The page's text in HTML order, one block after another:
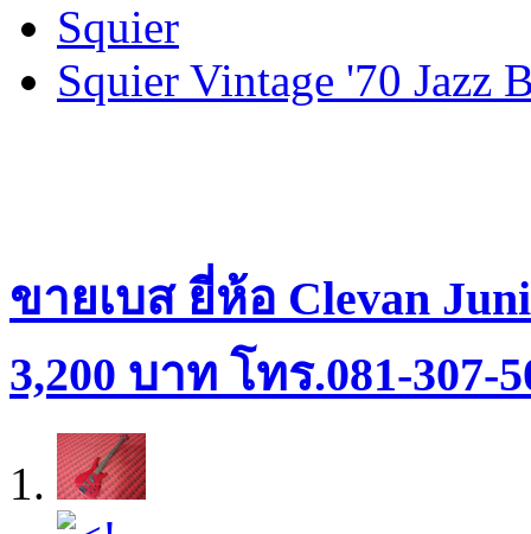
Squier
Squier Vintage '70 Jazz
ขายเบส ยี่ห้อ Clevan
3,200 บาท โทร.081-307-